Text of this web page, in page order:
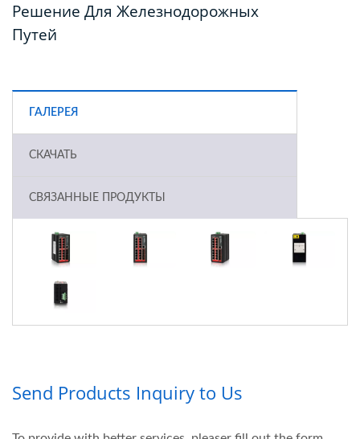
Решение Для Железнодорожных
Путей
ГАЛЕРЕЯ
СКАЧАТЬ
СВЯЗАННЫЕ ПРОДУКТЫ